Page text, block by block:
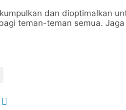
dan dioptimalkan
teman-teman semua.